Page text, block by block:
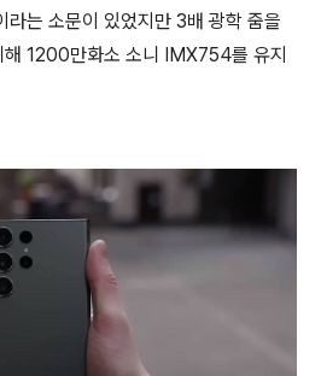
라는 소문이 있었지만 3배 광학 줌을
해 1200만화소 소니 IMX754를 유지